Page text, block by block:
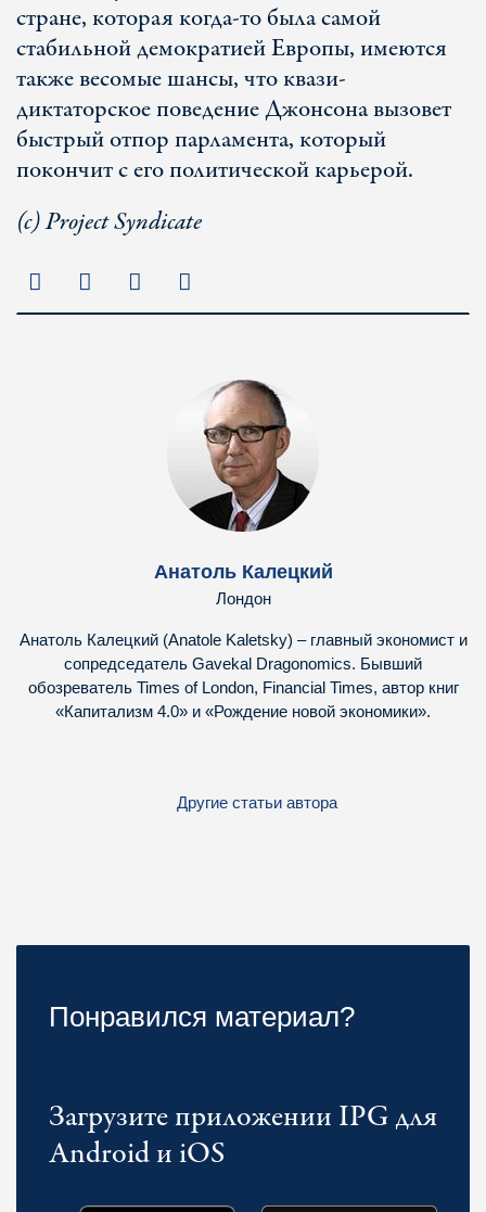
стране, которая когда-то была самой
стабильной демократией Европы, имеются
также весомые шансы, что квази-
диктаторское поведение Джонсона вызовет
быстрый отпор парламента, который
покончит с его политической карьерой.
(c) Project Syndicate
Анатоль Калецкий
Лондон
Анатоль Калецкий (Anatole Kaletsky) – главный экономист и
сопредседатель Gavekal Dragonomics. Бывший
обозреватель Times of London, Financial Times, автор книг
«Капитализм 4.0» и «Рождение новой экономики».
Другие статьи автора
Понравился материал?
Загрузите приложении IPG для
Android и iOS